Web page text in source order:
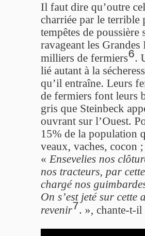
Il faut dire qu’outre
charriée par le terrible
tempêtes de poussière
ravageant les
milliers de fermiers6.
lié autant à la
qu’il entraîne. Leurs
de fermiers font leurs
gris que Steinbeck
ouvrant sur l’Ouest.
15% de la population
veaux, vaches, cocon
« Ensevelies nos
nos tracteurs, par
chargé nos
On s’est jeté sur
revenir7. », chante-t-il